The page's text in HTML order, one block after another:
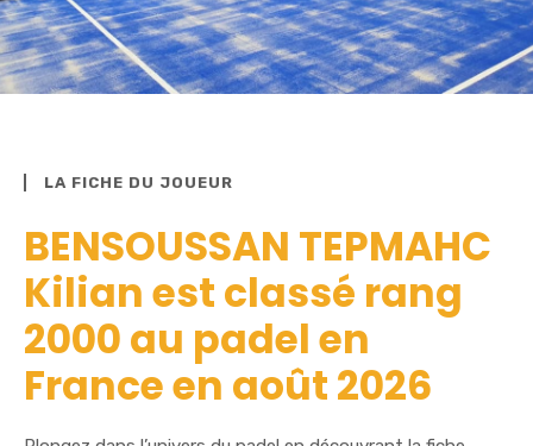
LA FICHE DU JOUEUR
BENSOUSSAN TEPMAHC
Kilian est classé rang
2000 au padel en
France en août 2026